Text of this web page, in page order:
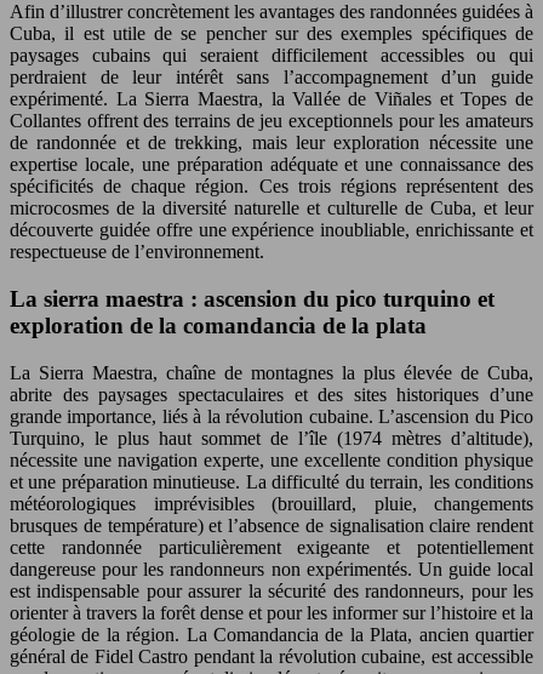
Afin d’illustrer concrètement les avantages des randonnées guidées à
Cuba, il est utile de se pencher sur des exemples spécifiques de
paysages cubains qui seraient difficilement accessibles ou qui
perdraient de leur intérêt sans l’accompagnement d’un guide
expérimenté. La Sierra Maestra, la Vallée de Viñales et Topes de
Collantes offrent des terrains de jeu exceptionnels pour les amateurs
de randonnée et de trekking, mais leur exploration nécessite une
expertise locale, une préparation adéquate et une connaissance des
spécificités de chaque région. Ces trois régions représentent des
microcosmes de la diversité naturelle et culturelle de Cuba, et leur
découverte guidée offre une expérience inoubliable, enrichissante et
respectueuse de l’environnement.
La sierra maestra : ascension du pico turquino et
exploration de la comandancia de la plata
La Sierra Maestra, chaîne de montagnes la plus élevée de Cuba,
abrite des paysages spectaculaires et des sites historiques d’une
grande importance, liés à la révolution cubaine. L’ascension du Pico
Turquino, le plus haut sommet de l’île (1974 mètres d’altitude),
nécessite une navigation experte, une excellente condition physique
et une préparation minutieuse. La difficulté du terrain, les conditions
météorologiques imprévisibles (brouillard, pluie, changements
brusques de température) et l’absence de signalisation claire rendent
cette randonnée particulièrement exigeante et potentiellement
dangereuse pour les randonneurs non expérimentés. Un guide local
est indispensable pour assurer la sécurité des randonneurs, pour les
orienter à travers la forêt dense et pour les informer sur l’histoire et la
géologie de la région. La Comandancia de la Plata, ancien quartier
général de Fidel Castro pendant la révolution cubaine, est accessible